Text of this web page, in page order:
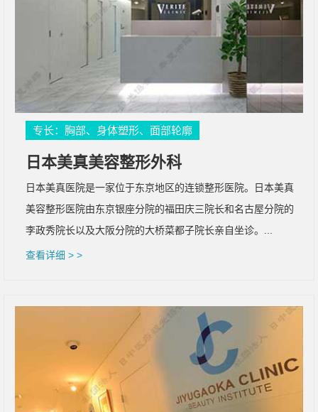
专长：胸部、身体塑形、面部轮廓
日本美真美容整形外科
日本美真医院是一家位于东京地区的连锁整形医院。日本美真
美容整形医院由东京银座分院的福田庆三院长和名古屋分院的
李政秀院长以及大阪分院的大桥菜都子院长亲自坐诊。...
查看详细 > >